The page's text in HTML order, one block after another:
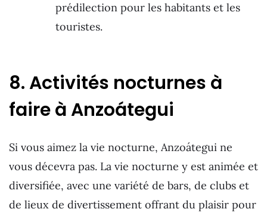
prédilection pour les habitants et les
touristes.
8. Activités nocturnes à
faire à Anzoátegui
Si vous aimez la vie nocturne, Anzoátegui ne
vous décevra pas. La vie nocturne y est animée et
diversifiée, avec une variété de bars, de clubs et
de lieux de divertissement offrant du plaisir pour